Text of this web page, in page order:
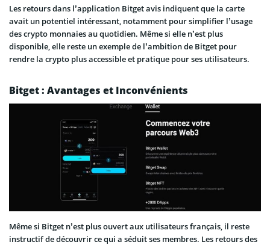
Les retours dans l’application Bitget avis indiquent que la carte
avait un potentiel intéressant, notamment pour simplifier l’usage
des crypto monnaies au quotidien. Même si elle n’est plus
disponible, elle reste un exemple de l’ambition de Bitget pour
rendre la crypto plus accessible et pratique pour ses utilisateurs.
Bitget : Avantages et Inconvénients
Même si Bitget n’est plus ouvert aux utilisateurs français, il reste
instructif de découvrir ce qui a séduit ses membres. Les retours des